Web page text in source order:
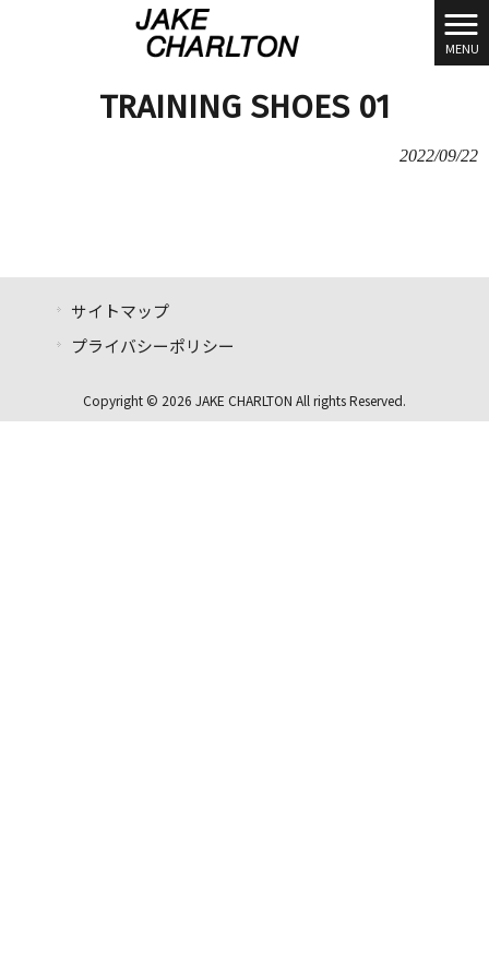
MENU
TRAINING SHOES 01
2022/09/22
サイトマップ
プライバシーポリシー
Copyright © 2026 JAKE CHARLTON All rights Reserved.